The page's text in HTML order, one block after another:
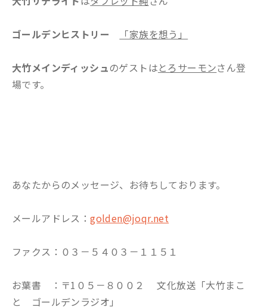
ゴールデンヒストリー 「家族を想う」
大竹メインディッシュのゲストはとろサーモンさん登
場です。
あなたからのメッセージ、お待ちしております。
メールアドレス：golden@joqr.net
ファクス：０３－５４０３－１１５１
お葉書 ：〒1０５－８００２ 文化放送「大竹まこ
と ゴールデンラジオ」